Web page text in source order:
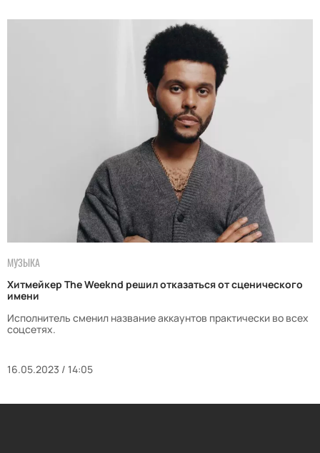
МУЗЫКА
Хитмейкер The Weeknd решил отказаться от сценического
имени
Исполнитель сменил название аккаунтов практически во всех
соцсетях.
16.05.2023 / 14:05